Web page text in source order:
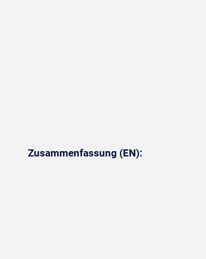
Zusammenfassung (EN):